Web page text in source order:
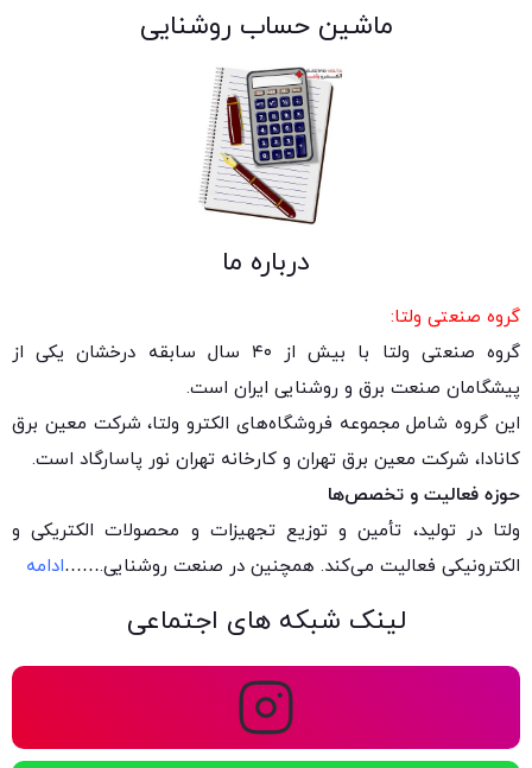
ماشین حساب روشنایی
درباره ما
گروه صنعتی ولتا:
گروه صنعتی ولتا با بیش از ۴۰ سال سابقه درخشان یکی از
پیشگامان صنعت برق و روشنایی ایران است.
این گروه شامل مجموعه فروشگاه‌های الکترو ولتا، شرکت معین برق
کانادا، شرکت معین برق تهران و کارخانه تهران نور پاسارگاد است.
حوزه فعالیت و تخصص‌ها
ولتا در تولید، تأمین و توزیع تجهیزات و محصولات الکتریکی و
الکترونیکی فعالیت می‌کند. همچنین در صنعت روشنایی.……ادامه
لینک شبکه های اجتماعی